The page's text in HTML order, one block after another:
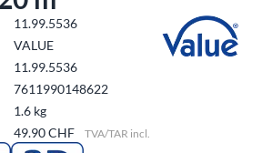
11.99.5536
VALUE
11.99.5536
7611990148622
1.6 kg
49.90 CHF TVA/TAR incl.